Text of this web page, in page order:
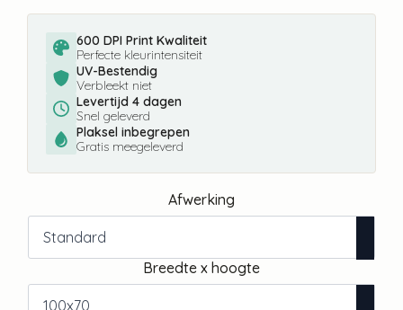
600 DPI Print Kwaliteit
Perfecte kleurintensiteit
UV-Bestendig
Verbleekt niet
Levertijd 4 dagen
Snel geleverd
Plaksel inbegrepen
Gratis meegeleverd
Afwerking
Breedte x hoogte